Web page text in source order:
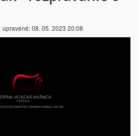
upravené:08. 05. 2023 20:08